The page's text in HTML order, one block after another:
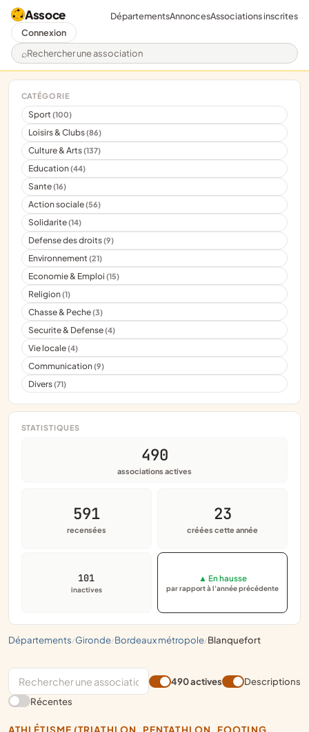
Assoce
Rechercher une association
DépartementsAnnoncesAssociations inscrites
Connexion
départements/ gironde/ bordeaux métropole/ blanquefort
CATÉGORIE
Sport(100)
Loisirs & Clubs(86)
Culture & Arts(137)
Education(44)
Sante(16)
Action sociale(56)
Solidarite(14)
Defense des droits(9)
Environnement(21)
Economie & Emploi(15)
Religion(1)
Chasse & Peche(3)
Securite & Defense(4)
Vie locale(4)
Communication(9)
Divers(71)
STATISTIQUES
490
associations actives
591
recensées
23
créées cette année
101
inactives
▲ En hausse
par rapport à l'année précédente
490 actives
Descriptions
Récentes